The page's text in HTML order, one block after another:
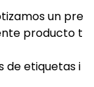
un pre
producto t
de etiquetas i